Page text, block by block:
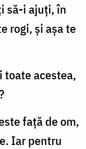
să-i ajuţi, în
rogi, şi aşa te
toate acestea,
faţă de om,
Iar pentru